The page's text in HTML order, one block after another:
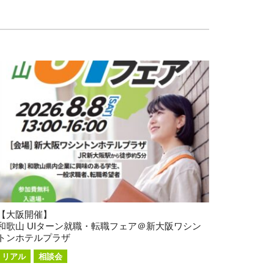
大阪開催】
歌山 UIターン就職・転職フェア＠新大阪ワシン
ンホテルプラザ
リアル 相談会